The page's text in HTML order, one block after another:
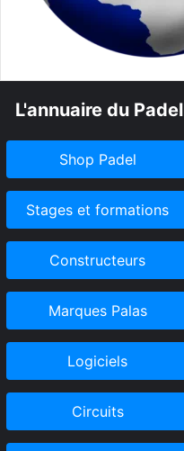
L'annuaire du Padel
Shop Padel
Stages et formations
Constructeurs
Marques Palas
Logiciels
Circuits